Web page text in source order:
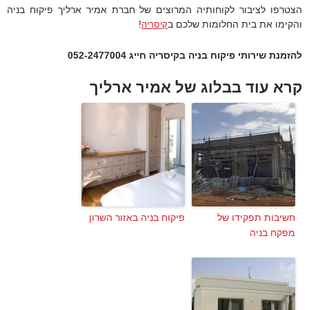
הצטרפו לציבור לקוחותיה המרוצים של חברת אמיר ארליך פיקוח בניה
והקימו את בית החלומות שלכם בקיסריה!
להזמנת שירותי פיקוח בניה בקיסריה חייג 052-2477004
קרא עוד בבלוג של אמיר ארליך
חשיבות תפקידו של
מפקח בניה
פיקוח בניה באזור השרון